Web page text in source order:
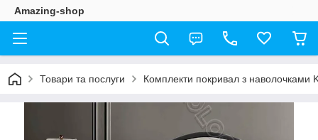
Amazing-shop
Товари та послуги Комплекти покривал з наволочками